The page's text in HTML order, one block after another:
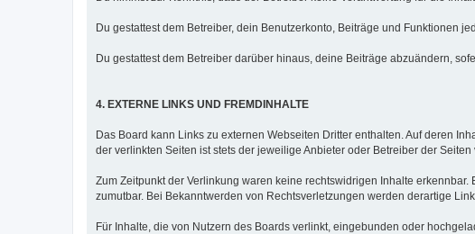
Du gestattest dem Betreiber, dein Benutzerkonto, Beiträge und Funktionen
Du gestattest dem Betreiber darüber hinaus, deine Beiträge abzuändern,
4. EXTERNE LINKS UND FREMDINHALTE
Das Board kann Links zu externen Webseiten Dritter enthalten. Auf deren
der verlinkten Seiten ist stets der jeweilige Anbieter oder Betreiber der Seiten
Zum Zeitpunkt der Verlinkung waren keine rechtswidrigen Inhalte
zumutbar. Bei Bekanntwerden von Rechtsverletzungen werden derartige
Für Inhalte, die von Nutzern des Boards verlinkt, eingebunden oder